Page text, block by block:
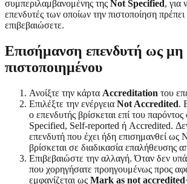
συμπεριλαμβανομένης της Not Specified, για
επενδυτές των οποίων την πιστοποίηση
επιβεβαιώσετε.
Επισήμανση επενδυτή ως μη
πιστοποιημένου
Ανοίξτε την κάρτα Accreditation του
Επιλέξτε την ενέργεια Not Accredited.
ο επενδυτής βρίσκεται επί του
Specified, Self-reported ή Accredited.
επενδυτή που έχει ήδη επισημανθεί
βρίσκεται σε διαδικασία επαλήθευσης
Επιβεβαιώστε την αλλαγή. Όταν δεν
που χορηγήσατε προηγουμένως προς
εμφανίζεται ως Mark as not accredited